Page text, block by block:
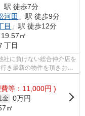
」駅 徒歩7分
河田 」駅 徒歩9分
目 」駅 徒歩12分
㎡
丁目
社に負けない総合仲介店を
き最新の物件を頂きお客
等：11,000円 )
金 0万円
㎡